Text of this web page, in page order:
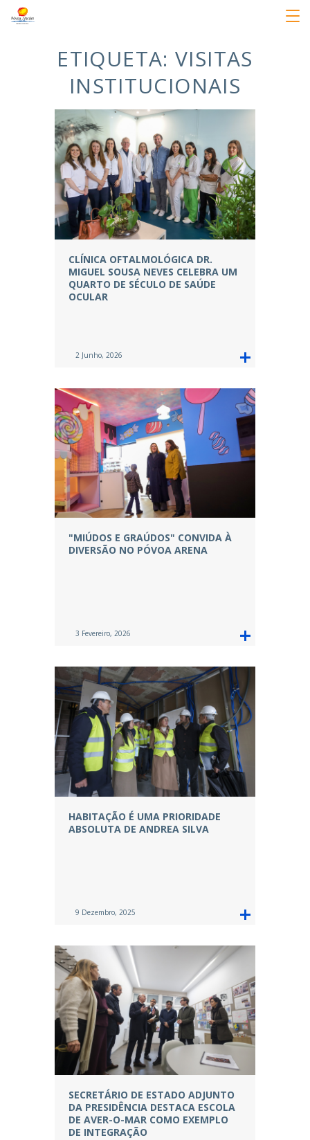
ETIQUETA:VISITAS
INSTITUCIONAIS
CLÍNICA OFTALMOLÓGICA DR.
MIGUEL SOUSA NEVES CELEBRA UM
QUARTO DE SÉCULO DE SAÚDE
OCULAR
2 Junho, 2026
"MIÚDOS E GRAÚDOS" CONVIDA À
DIVERSÃO NO PÓVOA ARENA
3 Fevereiro, 2026
HABITAÇÃO É UMA PRIORIDADE
ABSOLUTA DE ANDREA SILVA
9 Dezembro, 2025
SECRETÁRIO DE ESTADO ADJUNTO
DA PRESIDÊNCIA DESTACA ESCOLA
DE AVER-O-MAR COMO EXEMPLO
DE INTEGRAÇÃO